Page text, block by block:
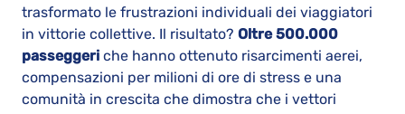
trasformato le frustrazioni individuali dei viaggiatori
in vittorie collettive. Il risultato? Oltre 500.000
passeggeri che hanno ottenuto risarcimenti aerei,
compensazioni per milioni di ore di stress e una
comunità in crescita che dimostra che i vettori